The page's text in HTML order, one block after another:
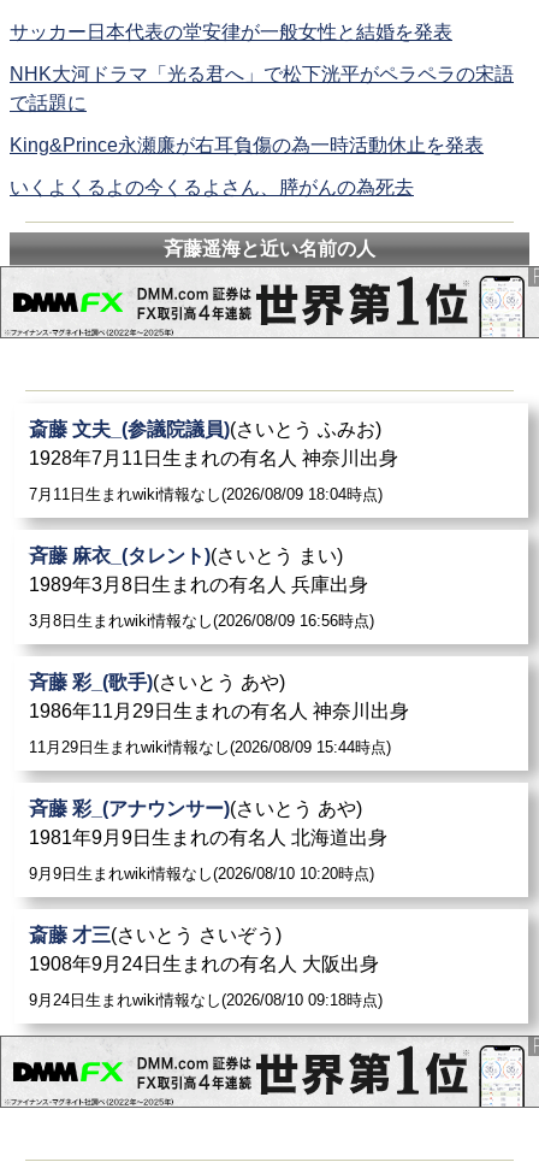
サッカー日本代表の堂安律が一般女性と結婚を発表
NHK大河ドラマ「光る君へ」で松下洸平がペラペラの宋語
で話題に
King&Prince永瀬廉が右耳負傷の為一時活動休止を発表
いくよくるよの今くるよさん、膵がんの為死去
斉藤遥海と近い名前の人
斎藤 文夫_(参議院議員)(さいとう ふみお)
1928年7月11日生まれの有名人 神奈川出身
7月11日生まれwiki情報なし(2026/08/09 18:04時点)
斉藤 麻衣_(タレント)(さいとう まい)
1989年3月8日生まれの有名人 兵庫出身
3月8日生まれwiki情報なし(2026/08/09 16:56時点)
斉藤 彩_(歌手)(さいとう あや)
1986年11月29日生まれの有名人 神奈川出身
11月29日生まれwiki情報なし(2026/08/09 15:44時点)
斉藤 彩_(アナウンサー)(さいとう あや)
1981年9月9日生まれの有名人 北海道出身
9月9日生まれwiki情報なし(2026/08/10 10:20時点)
斎藤 才三(さいとう さいぞう)
1908年9月24日生まれの有名人 大阪出身
9月24日生まれwiki情報なし(2026/08/10 09:18時点)